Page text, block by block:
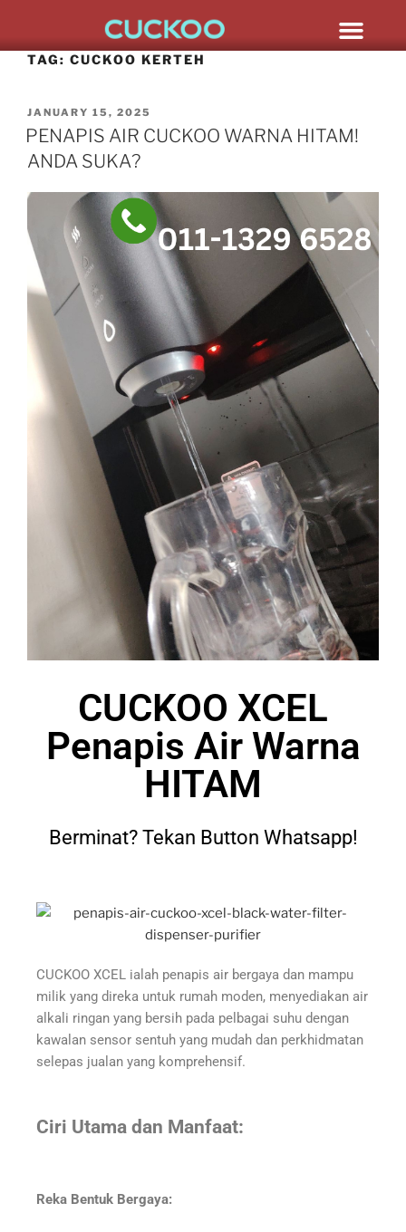
TAG: CUCKOO KERTEH
JANUARY 15, 2025
PENAPIS AIR CUCKOO WARNA HITAM!
ANDA SUKA?
CUCKOO XCEL
Penapis Air Warna
HITAM
Berminat? Tekan Button Whatsapp!
CUCKOO XCEL ialah penapis air bergaya dan mampu
milik yang direka untuk rumah moden, menyediakan air
alkali ringan yang bersih pada pelbagai suhu dengan
kawalan sensor sentuh yang mudah dan perkhidmatan
selepas jualan yang komprehensif.
Ciri Utama dan Manfaat:
Reka Bentuk Bergaya: